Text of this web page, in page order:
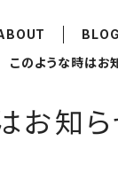
BLOG
このような時はお
お知ら